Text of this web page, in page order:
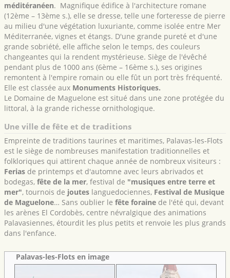
méditéranéen. Magnifique édifice à l'architecture romane
(12ème – 13ème s.), elle se dresse, telle une forteresse de pierre
au milieu d'une végétation luxuriante, comme isolée entre Mer
Méditerranée, vignes et étangs. D'une grande pureté et d'une
grande sobriété, elle affiche selon le temps, des couleurs
changeantes qui la rendent mystérieuse. Siège de l'évêché
pendant plus de 1000 ans (6ème – 16ème s.), ses origines
remontent à l'empire romain ou elle fût un port très fréquenté.
Elle est classée aux Monuments Historiques.
Le Domaine de Maguelone est situé dans une zone protégée du
littoral, à la grande richesse ornithologique.
Une ville de fête et de traditions
Empreinte de traditions taurines et maritimes, Palavas-les-Flots
est le siège de nombreuses manifestation traditionnelles et
folkloriques qui attirent chaque année de nombreux visiteurs :
Ferias de printemps et d'automne avec leurs abrivados et
bodegas, fête de la mer, festival de "musiques entre terre et
mer", tournois de joutes languedociennes, Festival de Musique
de Maguelone… Sans oublier le fête foraine de l'été qui, devant
les arènes El Cordobès, centre névralgique des animations
Palavasiennes, étourdit les plus petits et renvoie les plus grands
dans l'enfance.
Palavas-les-Flots en image